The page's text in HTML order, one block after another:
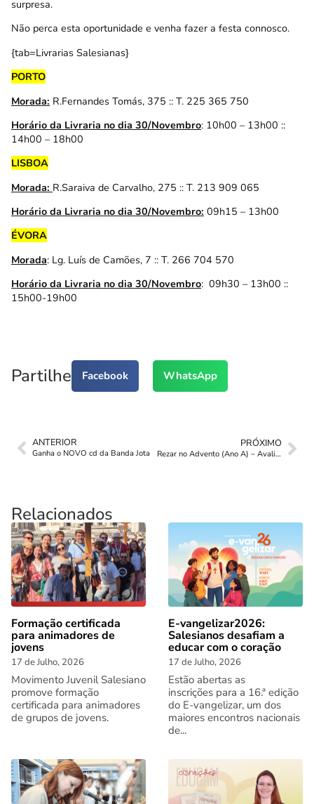
surpresa.
Não perca esta oportunidade e venha fazer a festa connosco.
{tab=Livrarias Salesianas}
PORTO
Morada: R.Fernandes Tomás, 375 :: T. 225 365 750
Horário da Livraria no dia 30/Novembro: 10h00 – 13h00 ::
14h00 – 18h00
LISBOA
Morada: R.Saraiva de Carvalho, 275 :: T. 213 909 065
Horário da Livraria no dia 30/Novembro: 09h15 – 13h00
ÉVORA
Morada: Lg. Luís de Camões, 7 :: T. 266 704 570
Horário da Livraria no dia 30/Novembro: 09h30 – 13h00 ::
15h00-19h00
Partilhe Facebook WhatsApp
ANTERIOR
Ganha o NOVO cd da Banda Jota
PRÓXIMO
Rezar no Advento (Ano A) – Avaliação
Relacionados
Formação certificada
para animadores de
jovens
17 de Julho, 2026
Movimento Juvenil Salesiano
promove formação
certificada para animadores
de grupos de jovens.
E-vangelizar2026:
Salesianos desafiam a
educar com o coração
17 de Julho, 2026
Estão abertas as
inscrições para a 16.ª edição
do E-vangelizar, um dos
maiores encontros nacionais
de...